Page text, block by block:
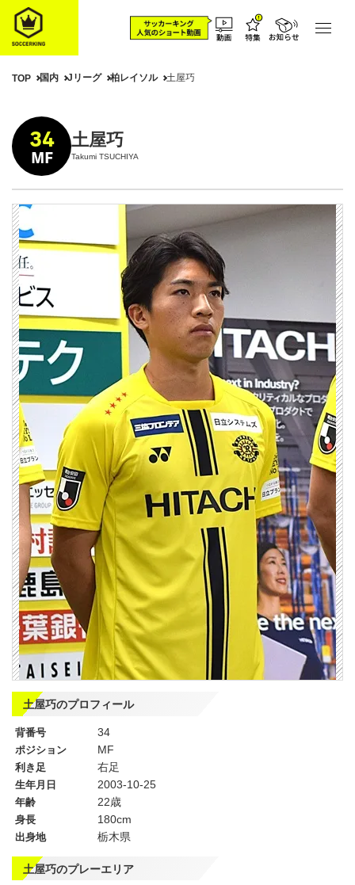
TOP 国内 Jリーグ 柏レイソル 土屋巧
34
MF
土屋巧
Takumi TSUCHIYA
土屋巧のプロフィール
背番号 34
ポジション MF
利き足 右足
生年月日 2003-10-25
年齢 22歳
身長 180cm
出身地 栃木県
土屋巧のプレーエリア